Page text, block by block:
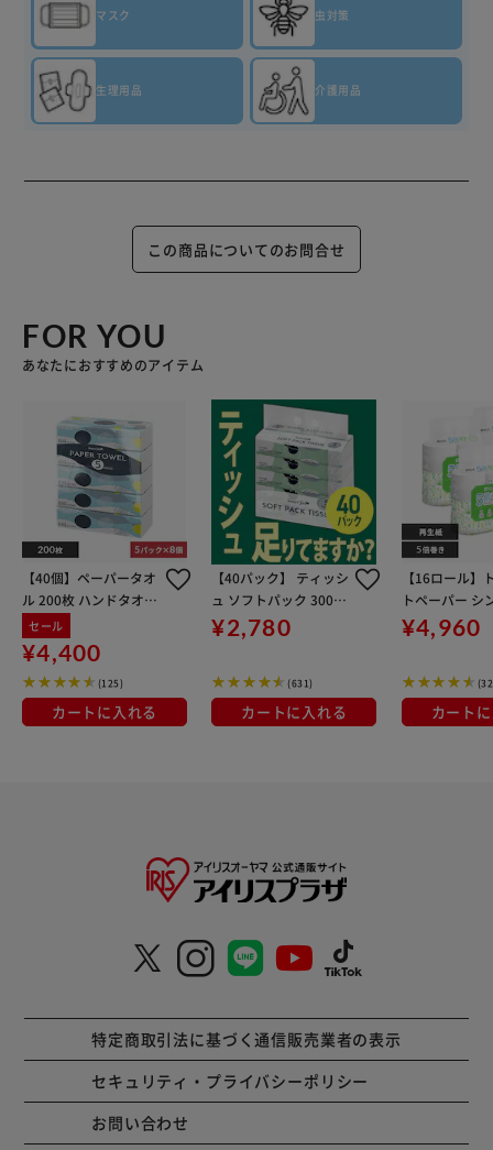
マスク 虫対策
生理用品 介護用品
この商品についてのお問合せ
FOR YOU
あなたにおすすめのアイテム
【40個】ペーパータオ
ル 200枚 ハンドタオル
大容量 小判5パック×8
セット 再生紙 エール s
mart yell 伊藤忠紙パ
ルプ
セール
¥4,400
(125)
カートに入れる
【40パック】 ティッシ
ュ ソフトパック 300枚
(150組) 5パック×8個
¥2,780
(631)
カートに入れる
【16ロール】
トペーパー シ
倍巻 4ロール
トスマートエ
¥4,960
カート
特定商取引法に基づく通信販売業者の表示
セキュリティ・プライバシーポリシー
お問い合わせ